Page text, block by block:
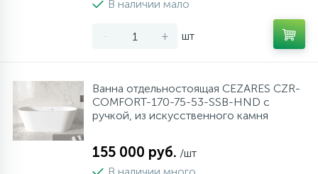
Возврат товара
Ручные души
Верхние души
В наличии мало
- + шт
Ванна отдельностоящая CEZARES CZR-
COMFORT-170-75-53-SSB-HND с
ручкой, из искусственного камня
155 000 руб. /шт